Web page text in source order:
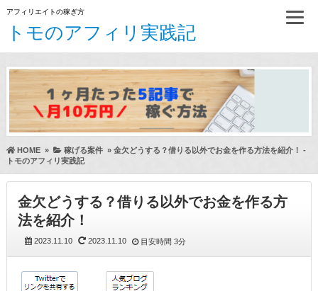
アフィリエイトの稼ぎ方
トモのアフィリ実践記
HOME» 稼げる案件» 金欠どうする？借りる以外でお金を作る方法を紹介！ -
トモのアフィリ実践記
金欠どうする？借りる以外でお金を作る方
法を紹介！
2023.11.10 2023.11.10 目安時間 3分